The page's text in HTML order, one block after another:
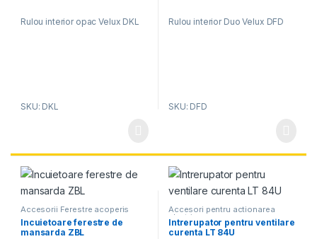
u
Rulou interior opac Velux DKL
SKU: DKL
u
Rulou interior Duo Velux DFD
SKU: DFD
Accesorii Ferestre acoperis
Incuietoare ferestre de
mansarda ZBL
Accesori pentru actionarea
electrica
Intrerupator pentru ventilare
curenta LT 84U